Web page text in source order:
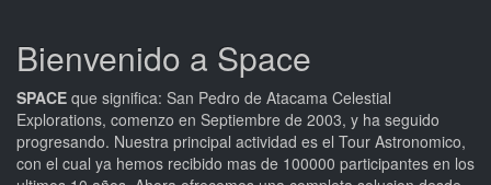
Bienvenido a Space
SPACE que significa: San Pedro de Atacama Celestial
Explorations, comenzo en Septiembre de 2003, y ha seguido
progresando. Nuestra principal actividad es el Tour Astronomico,
con el cual ya hemos recibido mas de 100000 participantes en los